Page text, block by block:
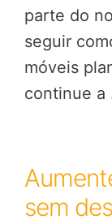
parte do
seguir
móveis
continue a
sem